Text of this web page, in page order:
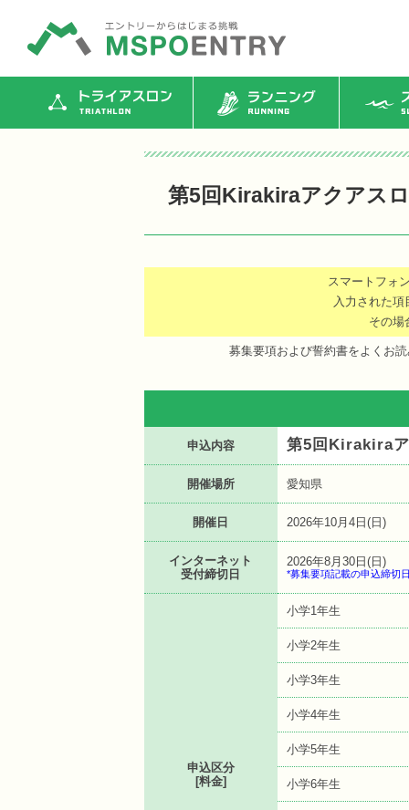
トライアスロン ランニング ス
第5回Kirakiraアクアス
スマートフォ
入力された
その場
募集要項および誓約書をよくお
申込内容 第5回Kirakira
開催場所 愛知県
開催日 2026年10月4日(日)
インターネット
受付締切日
2026年8月30日(日)
*募集要項記載の申込締切
申込区分
[料金]
小学1年生
小学2年生
小学3年生
小学4年生
小学5年生
小学6年生